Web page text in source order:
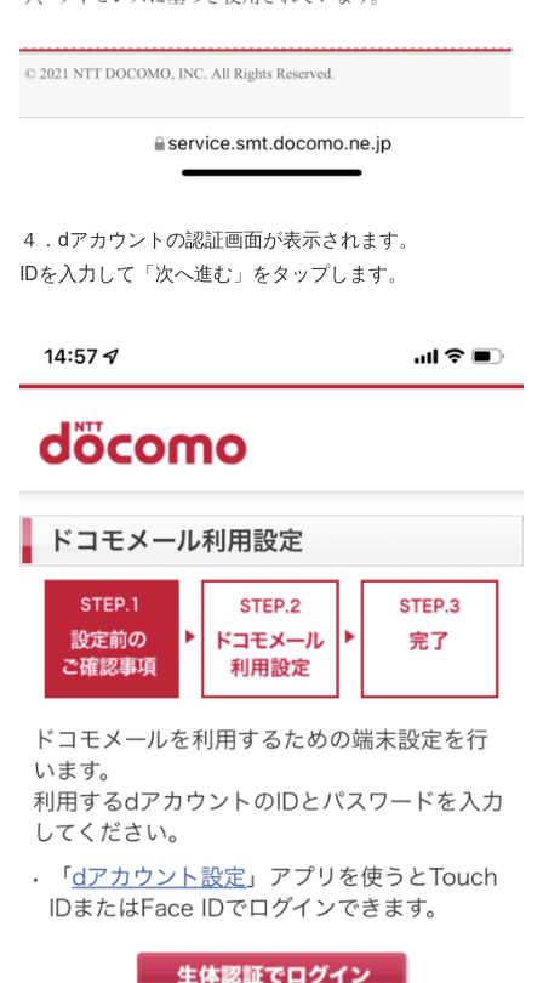
４．dアカウントの認証画面が表示されます。
IDを入力して「次へ進む」をタップします。